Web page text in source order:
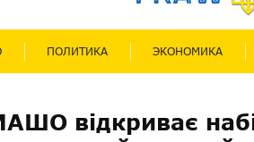
ПОЛИТИКА ЭКОНОМИКА
відкриває